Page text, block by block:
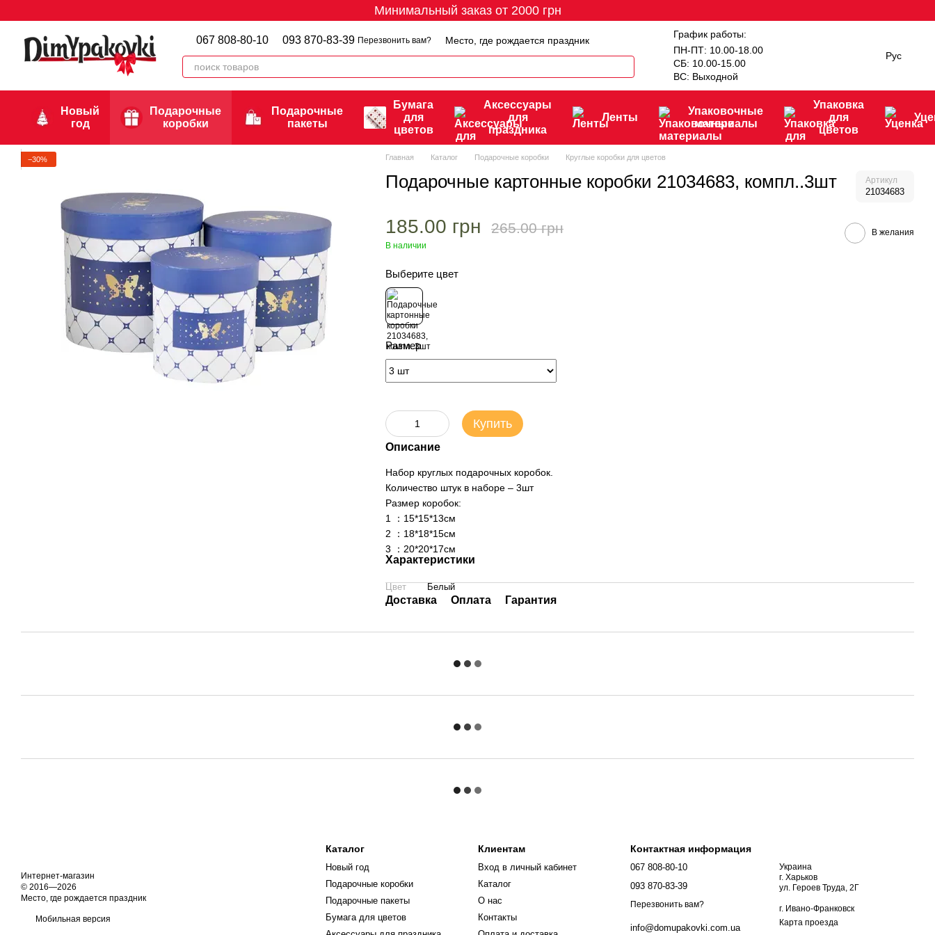
Минимальный заказ от 2000 грн
067 808-80-10 093 870-83-39 Перезвонить вам? Место, где рождается праздник
График работы:
ПН-ПТ: 10.00-18.00
СБ: 10.00-15.00
ВС: Выходной
Рус
Новый
год
Подарочные
коробки
Подарочные
пакеты
Бумага
для
цветов
Аксессуары
для
праздника
Ленты
Упаковочные
материалы
Упаковка
для
цветов
−30% Главная Каталог Подарочные коробки Круглые коробки для цветов
Подарочные картонные коробки 21034683, компл..3шт Артикул
21034683
185.00 грн 265.00 грн
В наличии
В желания
Выберите цвет
Размер
Купить
Описание
Набор круглых подарочных коробок.
Количество штук в наборе – 3шт
Размер коробок:
1 ：15*15*13см
2 ：18*18*15см
3 ：20*20*17см
Характеристики
Цвет Белый
Доставка Оплата Гарантия
Интернет-магазин
© 2016—2026
Место, где рождается праздник
Мобильная версия
Каталог
Новый год
Подарочные коробки
Подарочные пакеты
Бумага для цветов
Клиентам
Вход в личный кабинет
Каталог
О нас
Контакты
Контактная информация
067 808-80-10
093 870-83-39
Перезвонить вам?
info@domupakovki.com.ua
Украина
г. Харьков
ул. Героев Труда, 2Г
г. Ивано-Франковск
Карта проезда